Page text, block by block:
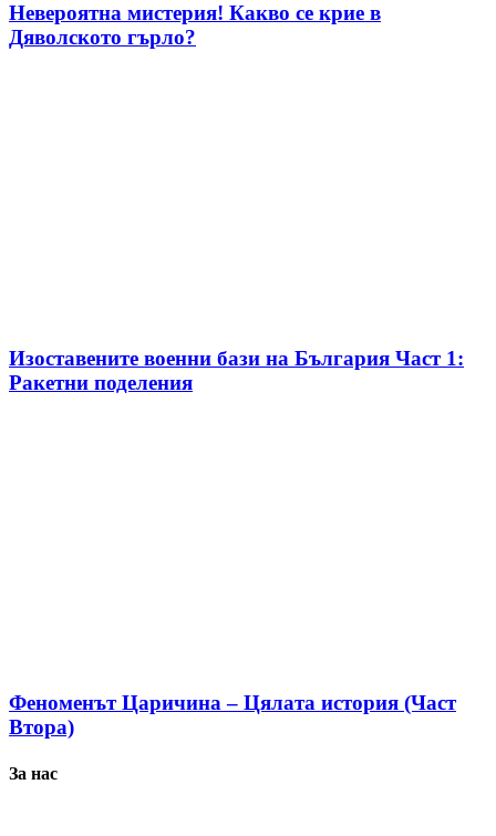
Невероятна мистерия! Какво се крие в
Дяволското гърло?
Изоставените военни бази на България Част 1:
Ракетни поделения
Феноменът Царичина – Цялата история (Част
Втора)
За нас